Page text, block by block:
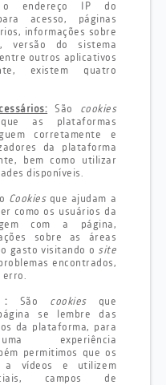
o endereço IP do
acesso, páginas
informações sobre
versão do sistema
outros aplicativos
existem quatro
São
cookies
as plataformas
corretamente e
da plataforma
bem como utilizar
disponíveis.
Cookiesque ajudam a
como os usuários da
com a página,
sobre as áreas
gasto visitando o site
encontrados,
erro.
São cookiesque
se lembre das
da plataforma, para
experiência
permitimos que os
a vídeos e utilizem
campos de